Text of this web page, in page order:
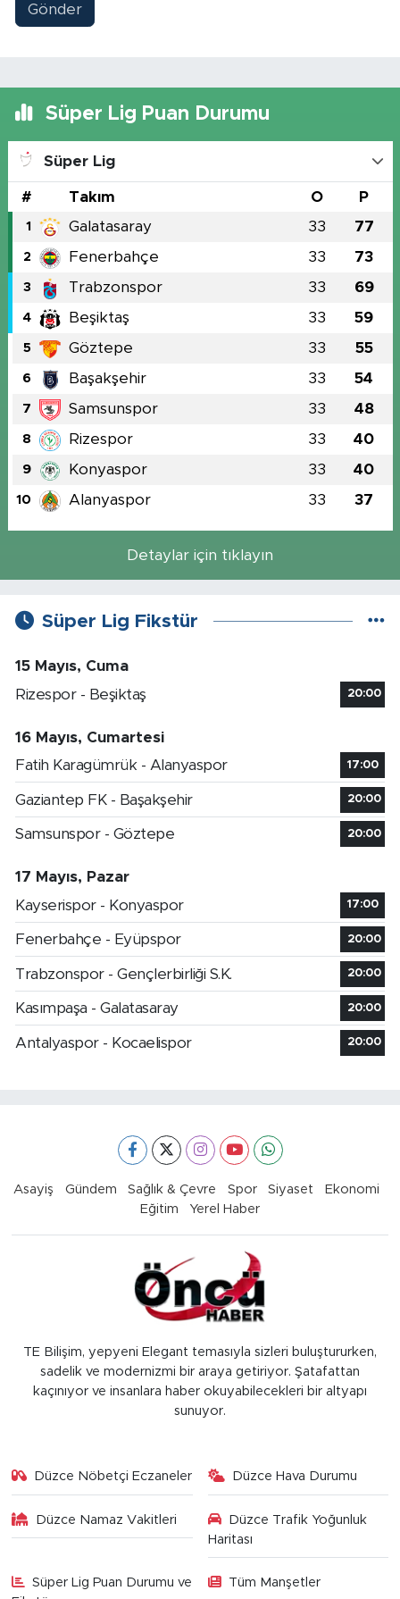
Gönder
Süper Lig Puan Durumu
Süper Lig
# Takım O P
1 Galatasaray 33 77
2 Fenerbahçe 33 73
3 Trabzonspor 33 69
4 Beşiktaş 33 59
5 Göztepe 33 55
6 Başakşehir 33 54
7 Samsunspor 33 48
8 Rizespor 33 40
9 Konyaspor 33 40
10 Alanyaspor 33 37
Detaylar için tıklayın
Süper Lig Fikstür
15 Mayıs, Cuma
Rizespor - Beşiktaş
20:00
16 Mayıs, Cumartesi
Fatih Karagümrük - Alanyaspor
17:00
Gaziantep FK - Başakşehir 20:00
Samsunspor - Göztepe 20:00
17 Mayıs, Pazar
Kayserispor - Konyaspor
17:00
Fenerbahçe - Eyüpspor 20:00
Trabzonspor - Gençlerbirliği S.K. 20:00
Kasımpaşa - Galatasaray 20:00
Antalyaspor - Kocaelispor 20:00
Asayiş Gündem Sağlık & Çevre Spor Siyaset
Ekonomi
Eğitim
Yerel Haber
TE Bilişim, yepyeni Elegant temasıyla sizleri buluştururken,
sadelik ve modernizmi bir araya getiriyor. Şatafattan
kaçınıyor ve insanlara haber okuyabilecekleri bir altyapı
sunuyor.
Düzce Nöbetçi Eczaneler Düzce Hava Durumu
Düzce Namaz Vakitleri
Düzce Trafik Yoğunluk
Haritası
Süper Lig Puan Durumu ve
Tüm Manşetler